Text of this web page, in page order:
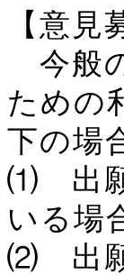
【意見
今般
ための
下の場
⑴ 出願
いる場
⑵ 出願